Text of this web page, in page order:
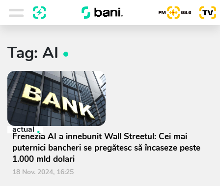
Tag: AI
actual
Frenezia AI a innebunit Wall Streetul: Cei mai
puternici bancheri se pregătesc să încaseze peste
1.000 mld dolari
18 Nov. 2024, 16:25